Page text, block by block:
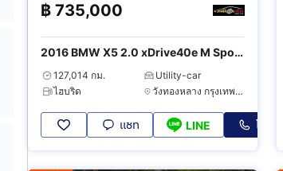
฿ 735,000
2016 BMW X5 2.0 xDrive40e M Sport
4WD
127,014 กม.
Utility-car
ไฮบริด
วังทองหลาง กรุงเทพมหานคร
แชท LINE โทร